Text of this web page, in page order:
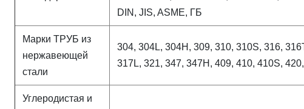
DIN, JIS, ASME, ГБ
Марки ТРУБ из
нержавеющей
стали
304, 304L, 304H, 309, 310, 310S, 316,
317L, 321, 347, 347H, 409, 410, 410S,
Углеродистая и